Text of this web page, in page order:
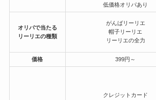
低価格オリパあり
オリパで当たる
リーリエの種類
がんばリーリエ
帽子リーリエ
リーリエの全力
価格 399円～
クレジットカード